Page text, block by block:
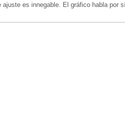
ajuste es innegable. El gráfico habla por